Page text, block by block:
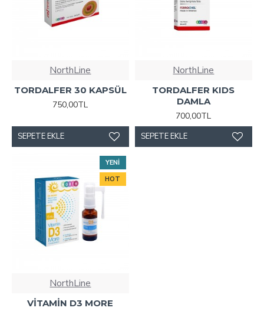
NorthLine
TORDALFER 30 KAPSÜL
750,00TL
SEPETE EKLE
NorthLine
TORDALFER KIDS
DAMLA
700,00TL
SEPETE EKLE
YENI
HOT
NorthLine
VİTAMİN D3 MORE